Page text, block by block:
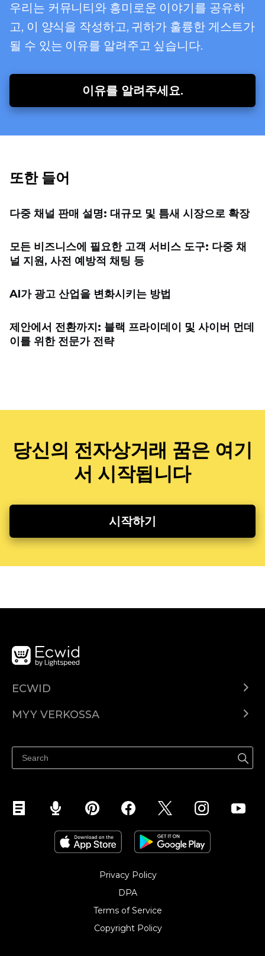
우리는 커뮤니티와 흥미로운 이야기를 공유하
고, 이 양식을 작성하고, 귀하가 훌륭한 게스트가
될 수 있는 이유를 알려주고 싶습니다.
이유를 알려주세요.
또한 들어
다중 채널 판매 설명: 대규모 및 틈새 시장으로 확장
모든 비즈니스에 필요한 고객 서비스 도구: 다중 채
널 지원, 사전 예방적 채팅 등
AI가 광고 산업을 변화시키는 방법
제안에서 전환까지: 블랙 프라이데이 및 사이버 먼데
이를 위한 전문가 전략
당신의 전자상거래 꿈은 여기
서 시작됩니다
시작하기
ECWID
Hinnoittelu
MYY VERKOSSA
Myy Facebookissa
Myy Instagramissa
Privacy Policy
DPA
Terms of Service
Copyright Policy‎